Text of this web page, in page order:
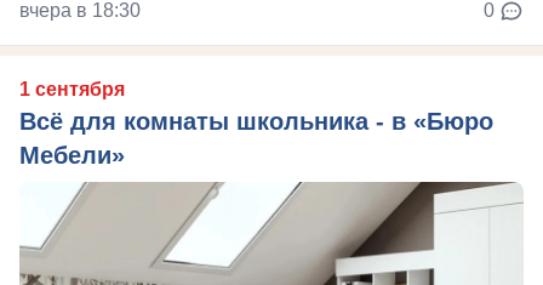
вчера в 18:30 0
1 сентября
Всё для комнаты школьника - в «Бюро
Мебели»